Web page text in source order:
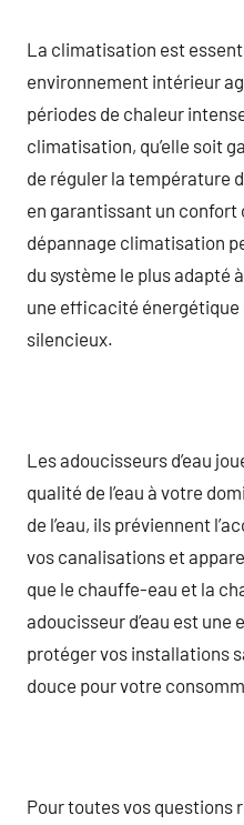
La climatisation est
environnement intérieur
périodes de chaleur
climatisation, qu’elle soit
de réguler la température
en garantissant un confort
dépannage climatisation
du système le plus adapté
une efficacité
silencieux.
Les adoucisseurs d’eau
qualité de l’eau à votre
de l’eau, ils préviennent
vos canalisations et
que le chauffe-eau et la
adoucisseur d’eau est
protéger vos installations
douce pour votre
Pour toutes vos questions